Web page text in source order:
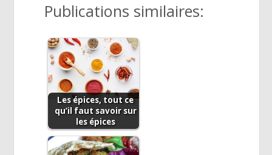
Publications similaires:
Les épices, tout ce
qu’il faut savoir sur
les épices